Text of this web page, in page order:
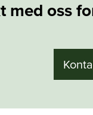
med oss